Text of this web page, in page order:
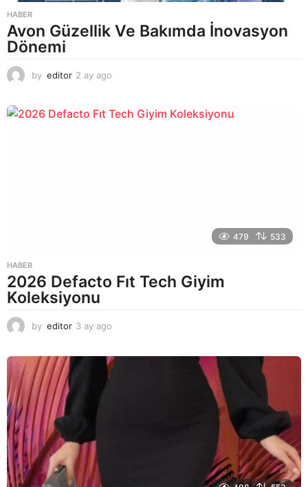
HABER
Avon Güzellik Ve Bakımda İnovasyon
Dönemi
by editor 2 ay ago
a
479 533
HABER
2026 Defacto Fıt Tech Giyim
Koleksiyonu
by editor 3 ay ago
a